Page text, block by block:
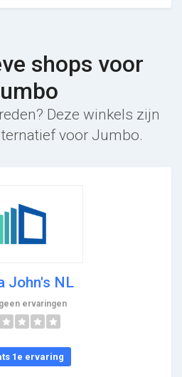
shops voor
Deze winkels zijn
voor Jumbo.
John's NL
ervaringen
1e ervaring